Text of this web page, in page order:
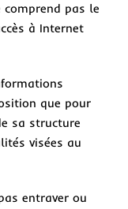
comprend pas le
à Internet
que pour
sa structure
visées au
entraver ou